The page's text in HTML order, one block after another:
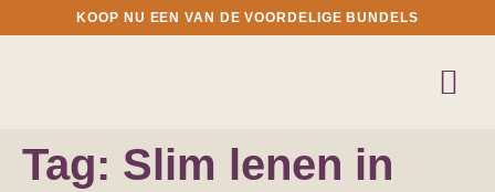
KOOP NU EEN VAN DE VOORDELIGE BUNDELS
Tag: Slim lenen in